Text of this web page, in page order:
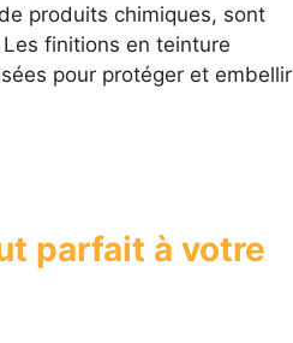
produits chimiques, sont
finitions en teinture
pour protéger et embellir
parfait à votre